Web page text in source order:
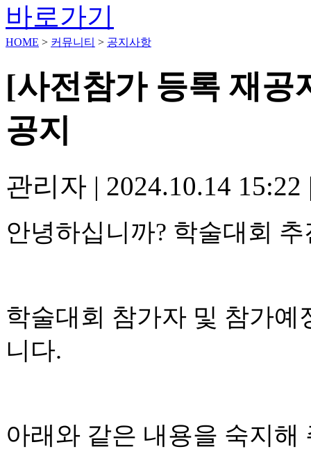
바로가기
HOME > 커뮤니티 > 공지사항
[사전참가 등록 재공
공지
관리자 | 2024.10.14 15:22
안녕하십니까? 학술대회
학술대회 참가자 및 참가
니다.
아래와 같은 내용을 숙지해